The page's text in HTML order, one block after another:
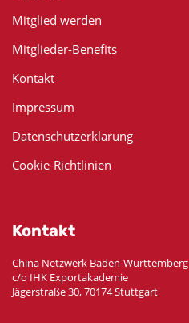
Mitglied werden
Mitglieder-Benefits
Kontakt
Impressum
Datenschutzerklärung
Cookie-Richtlinien
Kontakt
China Netzwerk Baden-Württemberg
c/o IHK Exportakademie
Jägerstraße 30, 70174 Stuttgart